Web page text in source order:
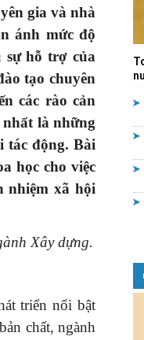
gia và nhà
ánh mức độ
sự hỗ trợ của
tạo chuyên
các rào cản
nhất là những
tác động. Bài
học cho việc
nhiệm xã hội
Xây dựng.
triển nổi bật
chất, ngành